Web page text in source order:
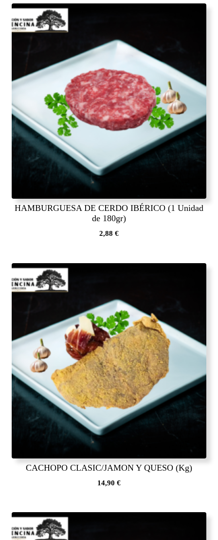
HAMBURGUESA DE CERDO IBÉRICO (1 Unidad
de 180gr)
2,88 €
CACHOPO CLASIC/JAMON Y QUESO (Kg)
14,90 €